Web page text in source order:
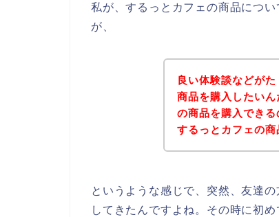
私が、するっとカフェの商品につ
が、
良い体験談などが
商品を購入したい
の商品を購入でき
するっとカフェの
というような感じで、突然、友達
してきたんですよね。その時に初